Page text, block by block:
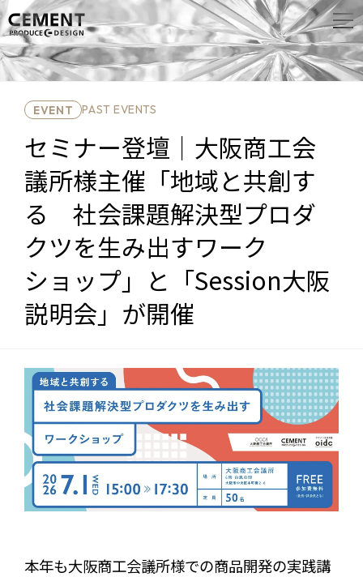
EVENT PAST EVENTS
セミナー登壇｜大阪商工会
議所様主催「地域と共創す
る 社会課題解決型プロダ
クツを生み出すワーク
ショップ」と「Session大阪
説明会」が開催
本年も大阪商工会議所様での商品開発の実践講